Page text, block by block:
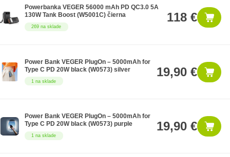
269 na sklade
Powerbanka VEGER 56000 mAh PD QC3.0 5A
130W Tank Boost (W5001C) čierna
118 €
1 na sklade
Power Bank VEGER PlugOn – 5000mAh for
Type C PD 20W black (W0573) silver
19,90 €
1 na sklade
Power Bank VEGER PlugOn – 5000mAh for
Type C PD 20W black (W0573) purple
19,90 €